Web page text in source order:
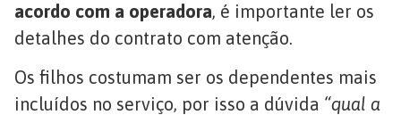
acordo com a operadora, é importante ler os
detalhes do contrato com atenção.
Os filhos costumam ser os dependentes mais
incluídos no serviço, por isso a dúvida “qual a